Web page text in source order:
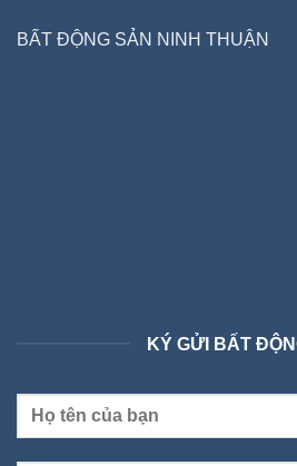
BẤT ĐỘNG SẢN NINH THUẬN
KÝ GỬI BẤT